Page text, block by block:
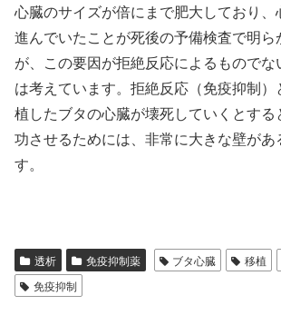
心臓のサイズが倍にまで肥大しており
進んでいたことが死後の予備検査で明ら
が、この要因が拒絶反応によるものでな
は考えています。拒絶反応（免疫抑制
植したブタの心臓が壊死していくとす
功させるためには、非常に大きな壁があ
す。
透析 免疫抑制薬 ブタ心臓 移植
免疫抑制